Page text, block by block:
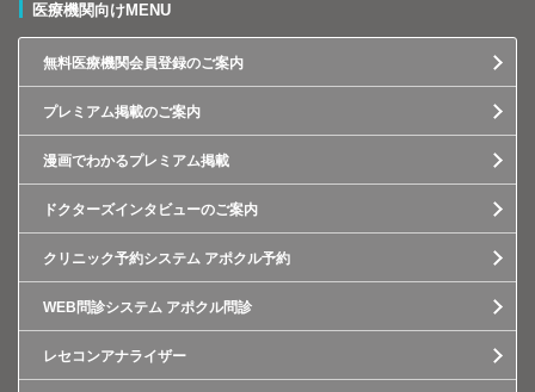
医療機関向けMENU
無料医療機関会員登録のご案内
プレミアム掲載のご案内
漫画でわかるプレミアム掲載
ドクターズインタビューのご案内
クリニック予約システム アポクル予約
WEB問診システム アポクル問診
レセコンアナライザー